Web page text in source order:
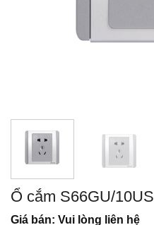
Ổ cắm S66GU/10US
Giá bán: Vui lòng liên hệ